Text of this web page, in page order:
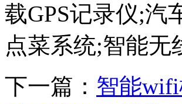
载GPS记录仪;汽
点菜系统;智能无
下一篇： 智能